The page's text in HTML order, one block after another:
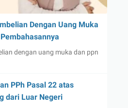
Dengan Uang Muka
dengan uang muka dan ppn
PPh Pasal 22 atas
dari Luar Negeri